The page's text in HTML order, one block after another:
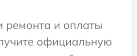
ремонта и оплаты
официальную